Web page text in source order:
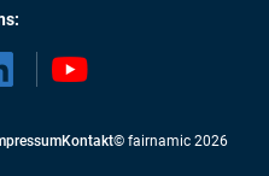
Kontakt© fairnamic 2026